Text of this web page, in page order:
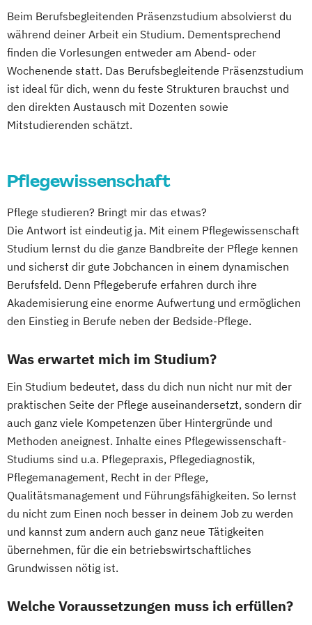
Beim Berufsbegleitenden Präsenzstudium absolvierst du
während deiner Arbeit ein Studium. Dementsprechend
finden die Vorlesungen entweder am Abend- oder
Wochenende statt. Das Berufsbegleitende Präsenzstudium
ist ideal für dich, wenn du feste Strukturen brauchst und
den direkten Austausch mit Dozenten sowie
Mitstudierenden schätzt.
Pflegewissenschaft
Pflege studieren? Bringt mir das etwas?
Die Antwort ist eindeutig ja. Mit einem Pflegewissenschaft
Studium lernst du die ganze Bandbreite der Pflege kennen
und sicherst dir gute Jobchancen in einem dynamischen
Berufsfeld. Denn Pflegeberufe erfahren durch ihre
Akademisierung eine enorme Aufwertung und ermöglichen
den Einstieg in Berufe neben der Bedside-Pflege.
Was erwartet mich im Studium?
Ein Studium bedeutet, dass du dich nun nicht nur mit der
praktischen Seite der Pflege auseinandersetzt, sondern dir
auch ganz viele Kompetenzen über Hintergründe und
Methoden aneignest. Inhalte eines Pflegewissenschaft-
Studiums sind u.a. Pflegepraxis, Pflegediagnostik,
Pflegemanagement, Recht in der Pflege,
Qualitätsmanagement und Führungsfähigkeiten. So lernst
du nicht zum Einen noch besser in deinem Job zu werden
und kannst zum andern auch ganz neue Tätigkeiten
übernehmen, für die ein betriebswirtschaftliches
Grundwissen nötig ist.
Welche Voraussetzungen muss ich erfüllen?